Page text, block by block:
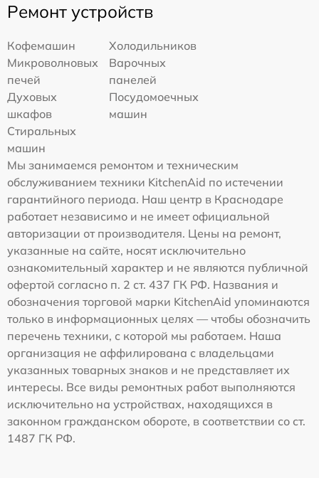
Ремонт устройств
Кофемашин
Холодильников
Микроволновых
печей
Варочных
панелей
Духовых
шкафов
Посудомоечных
машин
Стиральных
машин
Мы занимаемся ремонтом и техническим
обслуживанием техники KitchenAid по истечении
гарантийного периода. Наш центр в Краснодаре
работает независимо и не имеет официальной
авторизации от производителя. Цены на ремонт,
указанные на сайте, носят исключительно
ознакомительный характер и не являются публичной
офертой согласно п. 2 ст. 437 ГК РФ. Названия и
обозначения торговой марки KitchenAid упоминаются
только в информационных целях — чтобы обозначить
перечень техники, с которой мы работаем. Наша
организация не аффилирована с владельцами
указанных товарных знаков и не представляет их
интересы. Все виды ремонтных работ выполняются
исключительно на устройствах, находящихся в
законном гражданском обороте, в соответствии со ст.
1487 ГК РФ.